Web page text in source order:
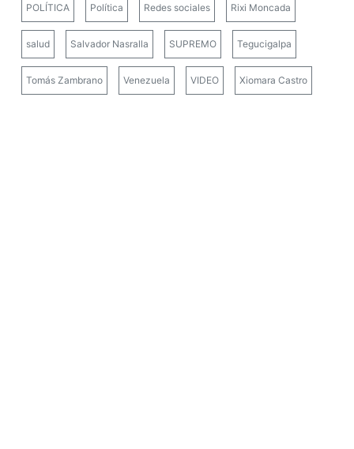
POLÍTICA Política Redes sociales Rixi Moncada
salud Salvador Nasralla SUPREMO Tegucigalpa
Tomás Zambrano Venezuela VIDEO Xiomara Castro